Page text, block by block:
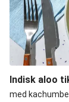
Indisk aloo
med